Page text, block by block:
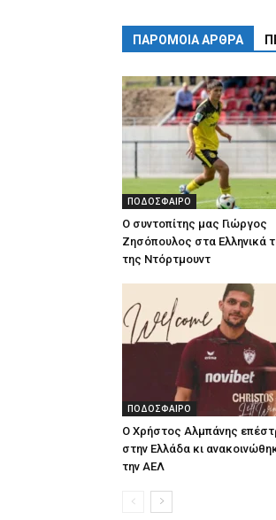
ΠΑΡΟΜΟΙΑ ΑΡΘΡΑ
ΠΟΔΟΣΦΑΙΡΟ
Ο συντοπίτης μας Γιώργος
Ζησόπουλος στα Ελληνικά
της Ντόρτμουντ
ΠΟΔΟΣΦΑΙΡΟ
Ο Χρήστος Αλμπάνης
στην Ελλάδα κι
την ΑΕΛ